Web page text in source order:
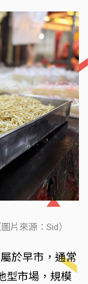
片來源：Sid）
於早市，通常
型市場，規模